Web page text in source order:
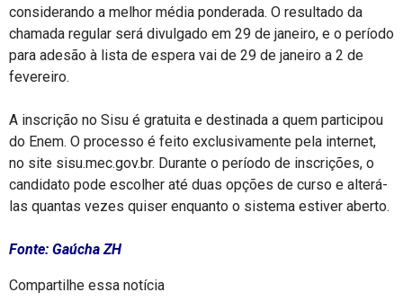
considerando a melhor média ponderada. O resultado da
chamada regular será divulgado em 29 de janeiro, e o período
para adesão à lista de espera vai de 29 de janeiro a 2 de
fevereiro.
A inscrição no Sisu é gratuita e destinada a quem participou
do Enem. O processo é feito exclusivamente pela internet,
no site sisu.mec.gov.br. Durante o período de inscrições, o
candidato pode escolher até duas opções de curso e alterá-
las quantas vezes quiser enquanto o sistema estiver aberto.
Fonte: Gaúcha ZH
Compartilhe essa notícia